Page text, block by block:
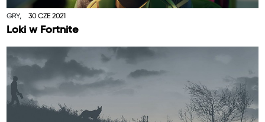
GRY, 30 CZE 2021
Loki w Fortnite